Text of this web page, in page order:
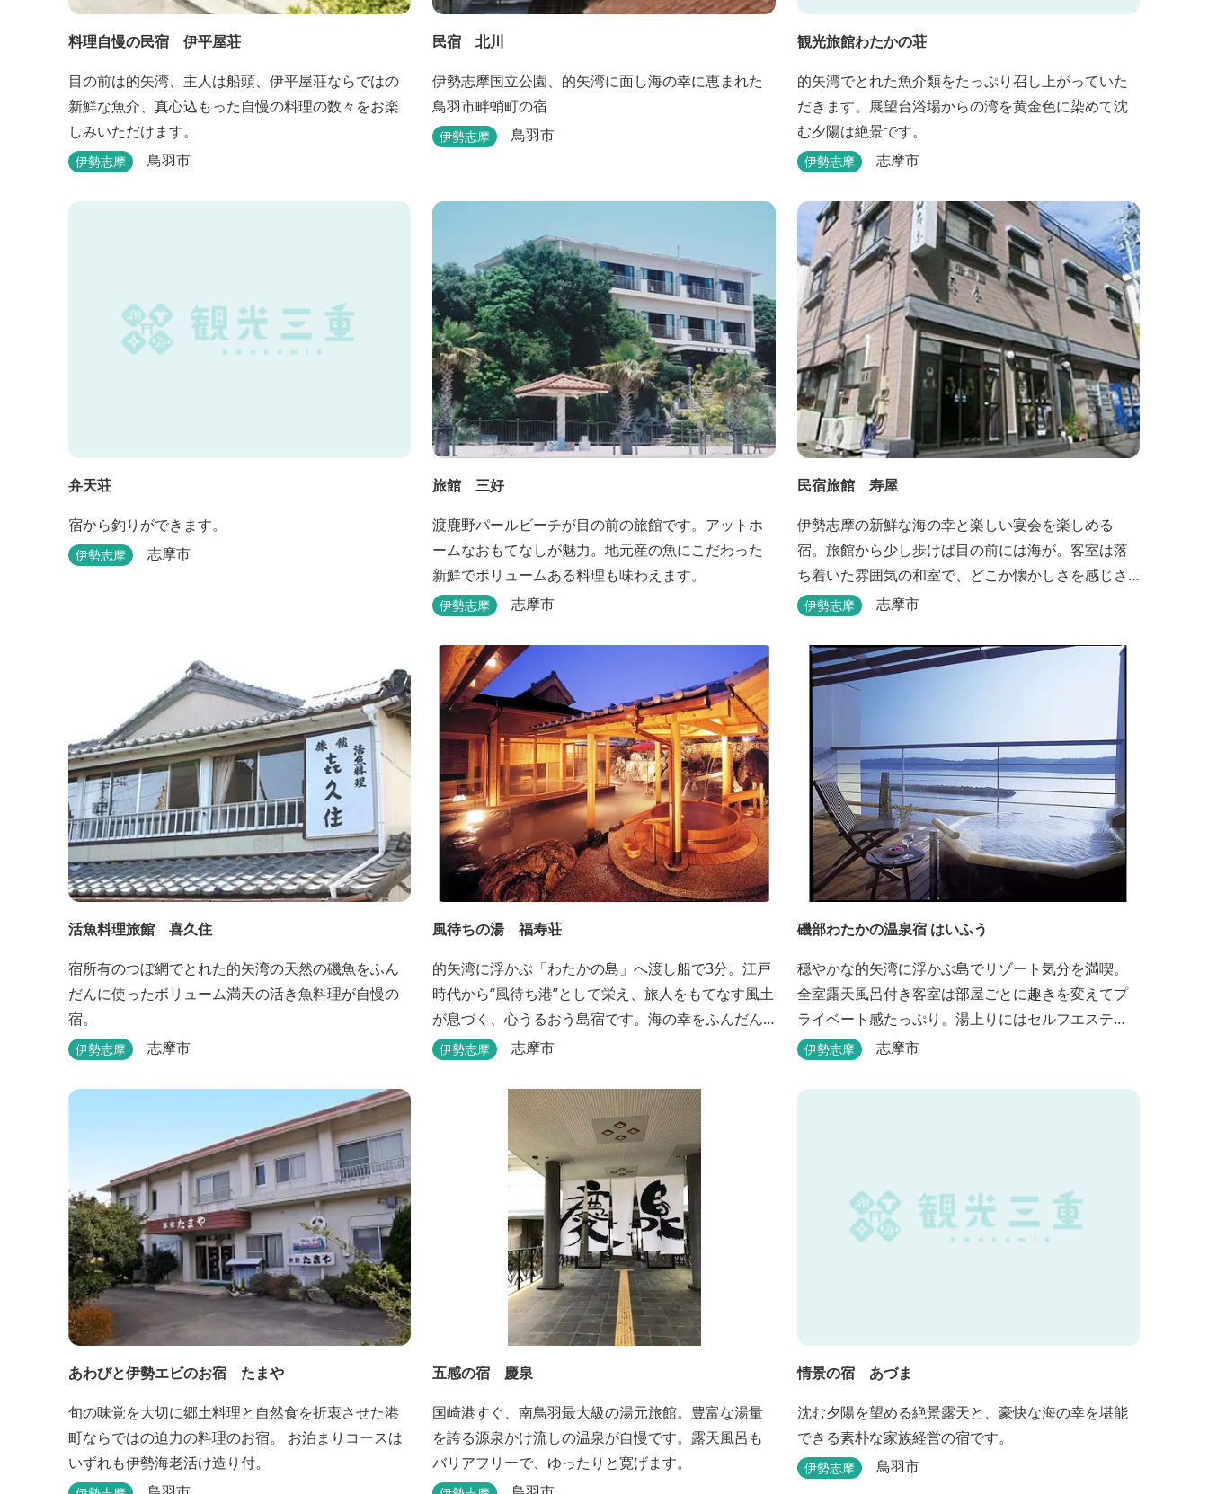
料理自慢の民宿 伊平屋荘
目の前は的矢湾、主人は船頭、伊平屋荘ならではの
新鮮な魚介、真心込もった自慢の料理の数々をお楽
しみいただけます。
伊勢志摩 鳥羽市
民宿 北川
伊勢志摩国立公園、的矢湾に面し海の幸に恵まれた
鳥羽市畔蛸町の宿
伊勢志摩 鳥羽市
観光旅館わたかの荘
的矢湾でとれた魚介類をたっぷり召し上がっていた
だきます。展望台浴場からの湾を黄金色に染めて沈
む夕陽は絶景です。
伊勢志摩 志摩市
弁天荘
宿から釣りができます。
伊勢志摩 志摩市
旅館 三好
渡鹿野パールビーチが目の前の旅館です。アットホ
ームなおもてなしが魅力。地元産の魚にこだわった
新鮮でボリュームある料理も味わえます。
伊勢志摩 志摩市
民宿旅館 寿屋
伊勢志摩の新鮮な海の幸と楽しい宴会を楽しめる
宿。旅館から少し歩けば目の前には海が。客室は落
ち着いた雰囲気の和室で、どこか懐かしさを感じさ
せてくれます。
伊勢志摩 志摩市
活魚料理旅館 喜久住
宿所有のつぼ網でとれた的矢湾の天然の磯魚をふん
だんに使ったボリューム満天の活き魚料理が自慢の
宿。
伊勢志摩 志摩市
風待ちの湯 福寿荘
的矢湾に浮かぶ「わたかの島」へ渡し船で3分。江戸
時代から“風待ち港”として栄え、旅人をもてなす風土
が息づく、心うるおう島宿です。海の幸をふんだん
に使ったボリューム満点の会席料理が自慢。肌にや
摩最大級の庭園露天風呂です。
伊勢志摩 志摩市
磯部わたかの温泉宿 はいふう
穏やかな的矢湾に浮かぶ島でリゾート気分を満喫。
全室露天風呂付き客室は部屋ごとに趣きを変えてプ
ライベート感たっぷり。湯上りにはセルフエステ
を。伊勢志摩の旬を濃縮した創作和会席をダイニン
伊勢志摩 志摩市
あわびと伊勢エビのお宿 たまや
旬の味覚を大切に郷土料理と自然食を折衷させた港
町ならではの迫力の料理のお宿。 お泊まりコースは
いずれも伊勢海老活け造り付。
五感の宿 慶泉
国崎港すぐ、南鳥羽最大級の湯元旅館。豊富な湯量
を誇る源泉かけ流しの温泉が自慢です。露天風呂も
バリアフリーで、ゆったりと寛げます。
情景の宿 あづま
沈む夕陽を望める絶景露天と、豪快な海の幸を堪能
できる素朴な家族経営の宿です。
伊勢志摩 鳥羽市